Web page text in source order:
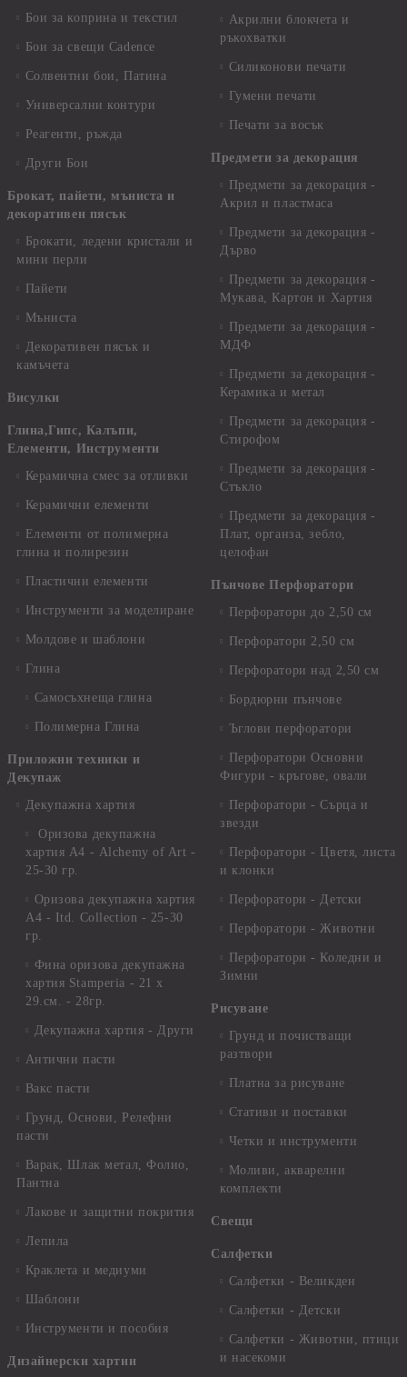
Бои за коприна и текстил
Бои за свещи Cadence
Солвентни бои, Патина
Универсални контури
Реагенти, ръжда
Други Бои
Брокат, пайети, мъниста и
декоративен пясък
Брокати, ледени кристали и
мини перли
Пайети
Мъниста
Декоративен пясък и
камъчета
Висулки
Глина,Гипс, Калъпи,
Елементи, Инструменти
Керамична смес за отливки
Керамични елементи
Елементи от полимерна
глина и полирезин
Пластични елементи
Инструменти за моделиране
Молдове и шаблони
Глина
Самосъхнеща глина
Полимерна Глина
Приложни техники и
Декупаж
Декупажна хартия
Оризова декупажна
хартия А4 - Alchemy of Art -
25-30 гр.
Оризова декупажна хартия
А4 - Itd. Collection - 25-30
гр.
Фина оризова декупажна
хартия Stamperia - 21 х
29.см. - 28гр.
Декупажна хартия - Други
Антични пасти
Вакс пасти
Грунд, Основи, Релефни
пасти
Варак, Шлак метал, Фолио,
Пантна
Лакове и защитни покрития
Лепила
Краклета и медиуми
Шаблони
Инструменти и пособия
Дизайнерски хартии
Акрилни блокчета и
ръкохватки
Силиконови печати
Гумени печати
Печати за восък
Предмети за декорация
Предмети за декорация -
Акрил и пластмаса
Предмети за декорация -
Дърво
Предмети за декорация -
Мукава, Картон и Хартия
Предмети за декорация -
МДФ
Предмети за декорация -
Керамика и метал
Предмети за декорация -
Стирофом
Предмети за декорация -
Стъкло
Предмети за декорация -
Плат, органза, зебло,
целофан
Пънчове Перфоратори
Перфоратори до 2,50 см
Перфоратори 2,50 см
Перфоратори над 2,50 см
Бордюрни пънчове
Ъглови перфоратори
Перфоратори Основни
Фигури - кръгове, овали
Перфоратори - Сърца и
звезди
Перфоратори - Цветя, листа
и клонки
Перфоратори - Детски
Перфоратори - Животни
Перфоратори - Коледни и
Зимни
Рисуване
Грунд и почистващи
разтвори
Платна за рисуване
Стативи и поставки
Четки и инструменти
Моливи, акварелни
комплекти
Свещи
Салфетки
Салфетки - Великден
Салфетки - Детски
Салфетки - Животни, птици
и насекоми